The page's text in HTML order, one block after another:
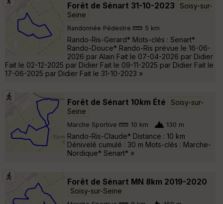
Forêt de Sénart 31-10-2023
Soisy-sur-
Seine
Randonnée Pédestre 5 km
Rando-Ris-Gerard* Mots-clés : Senart*
Rando-Douce* Rando-Ris prévue le 16-06-
2026 par Alain Fait le 07-04-2026 par Didier
Fait le 02-12-2025 par Didier Fait le 09-11-2025 par Didier Fait le
17-06-2025 par Didier Fait le 31-10-2023 »
Forêt de Sénart 10km Été
Soisy-sur-
Seine
Marche Sportive 10 km 130 m
Rando-Ris-Claude* Distance : 10 km
Dénivelé cumulé : 30 m Mots-clés : Marche-
Nordique* Senart* »
Forêt de Sénart MN 8km 2019-2020
Soisy-sur-Seine